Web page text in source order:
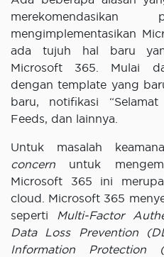
mengimplementasikan
ada tujuh hal baru
Microsoft 365. Mulai
dengan template yang
baru, notifikasi
Feeds, dan lainnya.
Untuk masalah
concern untuk
Microsoft 365 ini
cloud. Microsoft 365
seperti
Multi-Factor
Data Loss Prevention
Information Protection